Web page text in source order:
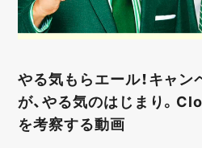
やる気もらエール！キャン
が、やる気のはじまり。
を考察する動画